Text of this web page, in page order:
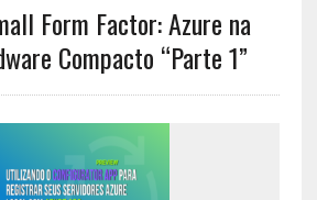
Form Factor: Azure na
Compacto “Parte 1”